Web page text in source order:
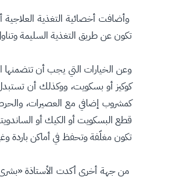
وأضافت أخصائية التغذية
تكون عن طريق التغذية السليمة
وعن الخيارات التي يجب أن تتضمنها
كوكيز أو بسكويت، ووكذلك أن
كمشروب إضافي مع العصيرات،
قطع البسكويت أو الكيك أو
تكون مغلّفة وتحفظ في أماكن باردة
من جهة أخرى أكدت الأستاذة «بشرى